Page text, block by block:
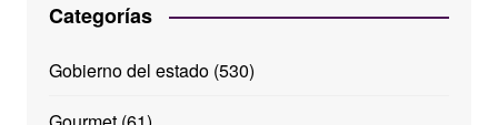
Categorías
Gobierno del estado(530)